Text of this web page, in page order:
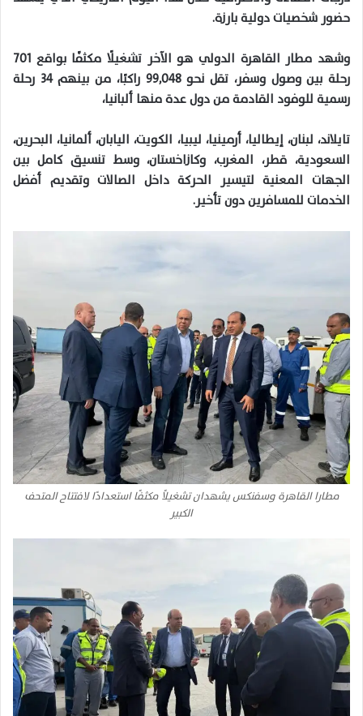
حضور شخصيات دولية بارزة.
وشهد مطار القاهرة الدولي هو الآخر تشغيلًا مكثفًا بواقع 701
رحلة بين وصول وسفر، تقل نحو 99,048 راكبًا، من بينهم 34 رحلة
رسمية للوفود القادمة من دول عدة منها ألبانيا،
تايلاند، لبنان، إيطاليا، أرمينيا، ليبيا، الكويت، اليابان، ألمانيا، البحرين،
السعودية، قطر، المغرب، وكازاخستان، وسط تنسيق كامل بين
الجهات المعنية لتيسير الحركة داخل الصالات وتقديم أفضل
الخدمات للمسافرين دون تأخير.
مطارا القاهرة وسفنكس يشهدان تشغيلًا مكثفًا استعدادًا لافتتاح المتحف
الكبير